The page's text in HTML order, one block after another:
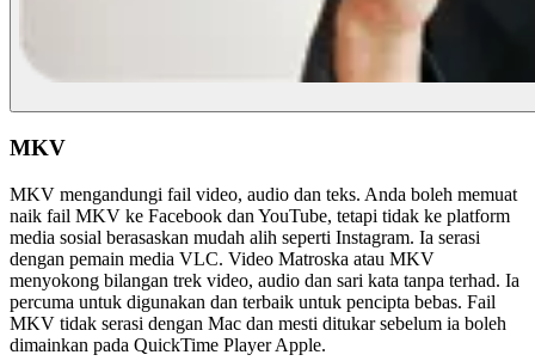
MKV
MKV mengandungi fail video, audio dan teks. Anda boleh memuat
naik fail MKV ke Facebook dan YouTube, tetapi tidak ke platform
media sosial berasaskan mudah alih seperti Instagram. Ia serasi
dengan pemain media VLC. Video Matroska atau MKV
menyokong bilangan trek video, audio dan sari kata tanpa terhad. Ia
percuma untuk digunakan dan terbaik untuk pencipta bebas. Fail
MKV tidak serasi dengan Mac dan mesti ditukar sebelum ia boleh
dimainkan pada QuickTime Player Apple.